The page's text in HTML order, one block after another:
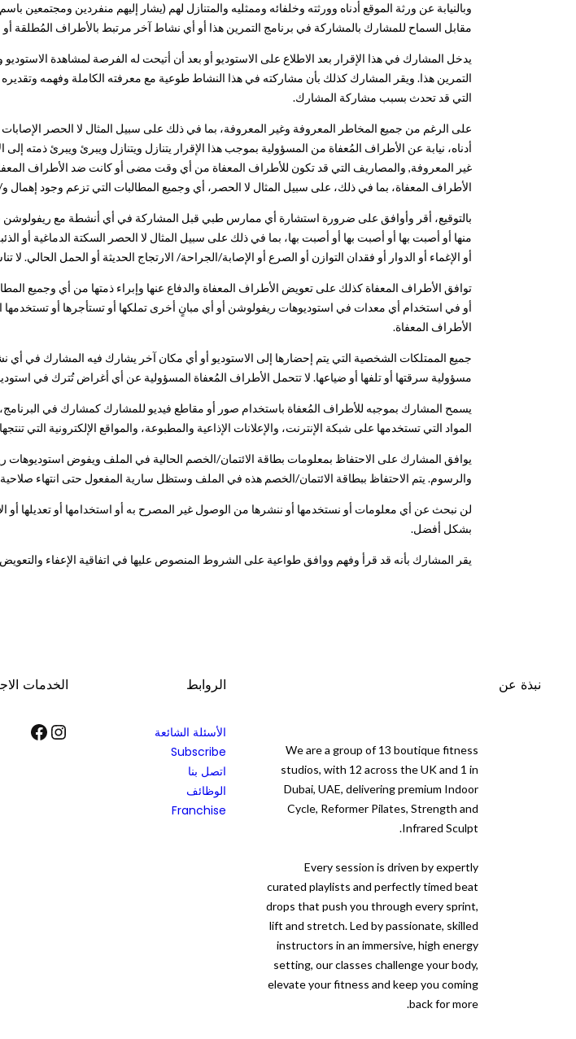
وبالنيابة عن ورثة الموقع أدناه وورثته وخلفائه وممثليه والمتنازل لهم (يشار إليهم منفردين ومجتمعين
مقابل السماح للمشارك بالمشاركة في برنامج التمرين هذا أو أي نشاط آخر مرتبط بالأطراف المُطلقة أو
يدخل المشارك في هذا الإقرار بعد الاطلاع على الاستوديو أو بعد أن أتيحت له الفرصة لمشاهدة
التمرين هذا. ويقر المشارك كذلك بأن مشاركته في هذا النشاط طوعية مع معرفته الكاملة وفهمه
التي قد تحدث بسبب مشاركة المشارك.
على الرغم من جميع المخاطر المعروفة وغير المعروفة، بما في ذلك على سبيل المثال لا الحصر الإصابات
أدناه، نيابة عن الأطراف المُعفاة من المسؤولية بموجب هذا الإقرار يتنازل ويتنازل ويبرئ ويبرئ ذمته
غير المعروفة, والمصاريف التي قد تكون للأطراف المعفاة من أي وقت مضى أو كانت ضد الأطراف
الأطراف المعفاة، بما في ذلك، على سبيل المثال لا الحصر، أي وجميع المطالبات التي تزعم وجود
بالتوقيع، أقر وأوافق على ضرورة استشارة أي ممارس طبي قبل المشاركة في أي أنشطة مع ريفولوشن
منها أو أصبت بها أو أصبت بها أو أصبت بها، بما في ذلك على سبيل المثال لا الحصر السكتة الدماغية أو
أو الإغماء أو الدوار أو فقدان التوازن أو الصرع أو الإصابة/الجراحة/ الارتجاج الحديثة أو الحمل الحالي.
توافق الأطراف المعفاة كذلك على تعويض الأطراف المعفاة والدفاع عنها وإبراء ذمتها من أي وجميع
أو في استخدام أي معدات في استوديوهات ريفولوشن أو أي مبانٍ أخرى تملكها أو تستأجرها أو تستخدمها
الأطراف المعفاة.
جميع الممتلكات الشخصية التي يتم إحضارها إلى الاستوديو أو أي مكان آخر يشارك فيه المشارك في
مسؤولية سرقتها أو تلفها أو ضياعها. لا تتحمل الأطراف المُعفاة المسؤولية عن أي أغراض تُترك في
يسمح المشارك بموجبه للأطراف المُعفاة باستخدام صور أو مقاطع فيديو للمشارك كمشارك في
المواد التي تستخدمها على شبكة الإنترنت، والإعلانات الإذاعية والمطبوعة، والمواقع الإلكترونية التي
يوافق المشارك على الاحتفاظ بمعلومات بطاقة الائتمان/الخصم الحالية في الملف ويفوض
والرسوم. يتم الاحتفاظ ببطاقة الائتمان/الخصم هذه في الملف وستظل سارية المفعول حتى انتهاء
لن نبحث عن أي معلومات أو نستخدمها أو ننشرها من الوصول غير المصرح به أو استخدامها أو تعديلها أو
بشكل أفضل.
يقر المشارك بأنه قد قرأ وفهم ووافق طواعية على الشروط المنصوص عليها في اتفاقية الإعفاء
نبذة عن
We are a group of 13 boutique fitness
studios, with 12 across the UK and 1 in
Dubai, UAE, delivering premium Indoor
Cycle, Reformer Pilates, Strength and
Infrared Sculpt.
Every session is driven by expertly
curated playlists and perfectly timed beat
drops that push you through every sprint,
lift and stretch. Led by passionate, skilled
instructors in an immersive, high energy
setting, our classes challenge your body,
elevate your fitness and keep you coming
back for more.
الروابط
الأسئلة الشائعة
Subscribe
اتصل بنا
الوظائف
Franchise
الخدمات
إنستجرام فيسبوك